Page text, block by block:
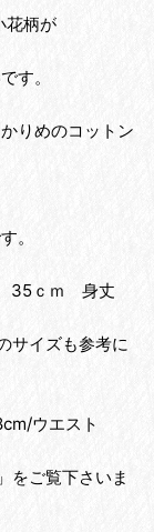
花柄が
す。
りめのコットン
。
35ｃｍ 身丈
サイズも参考に
ウエスト
をご覧下さいま